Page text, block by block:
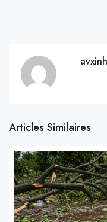
Articles Similaires